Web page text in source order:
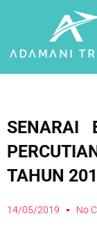
SENARAI
TAHUN
14/05/2019 No